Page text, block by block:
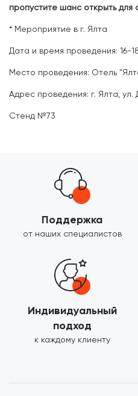
пропустите шанс открыть для
* Мероприятие в г. Ялта
Дата и время проведения: 16-
Место проведения: Отель
Адрес проведения: г. Ялта, ул.
Стенд №73
Поддержка
от наших специалистов
Индивидуальный
подход
к каждому клиенту